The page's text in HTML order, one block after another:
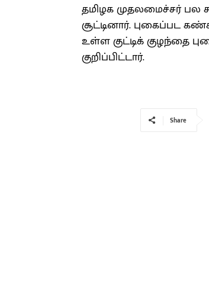
தமிழக முதலமைச்சர் பல
சூட்டினார். புகைப்பட
உள்ள குட்டிக் குழந்தை
குறிப்பிட்டார்.
Share